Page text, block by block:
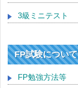
3級ミニテスト
FP試験について
FP勉強方法等